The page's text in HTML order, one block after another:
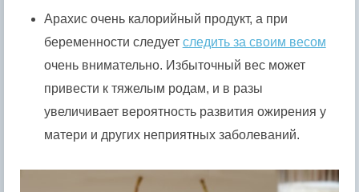
Арахис очень калорийный продукт, а при
беременности следует следить за своим весом
очень внимательно. Избыточный вес может
привести к тяжелым родам, и в разы
увеличивает вероятность развития ожирения у
матери и других неприятных заболеваний.